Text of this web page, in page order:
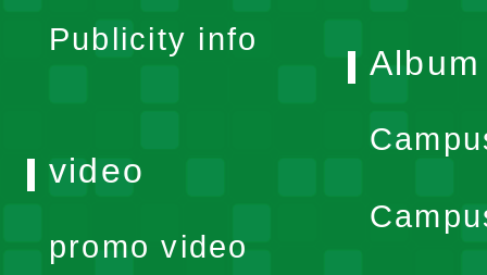
Publicity info
Album
video
promo video